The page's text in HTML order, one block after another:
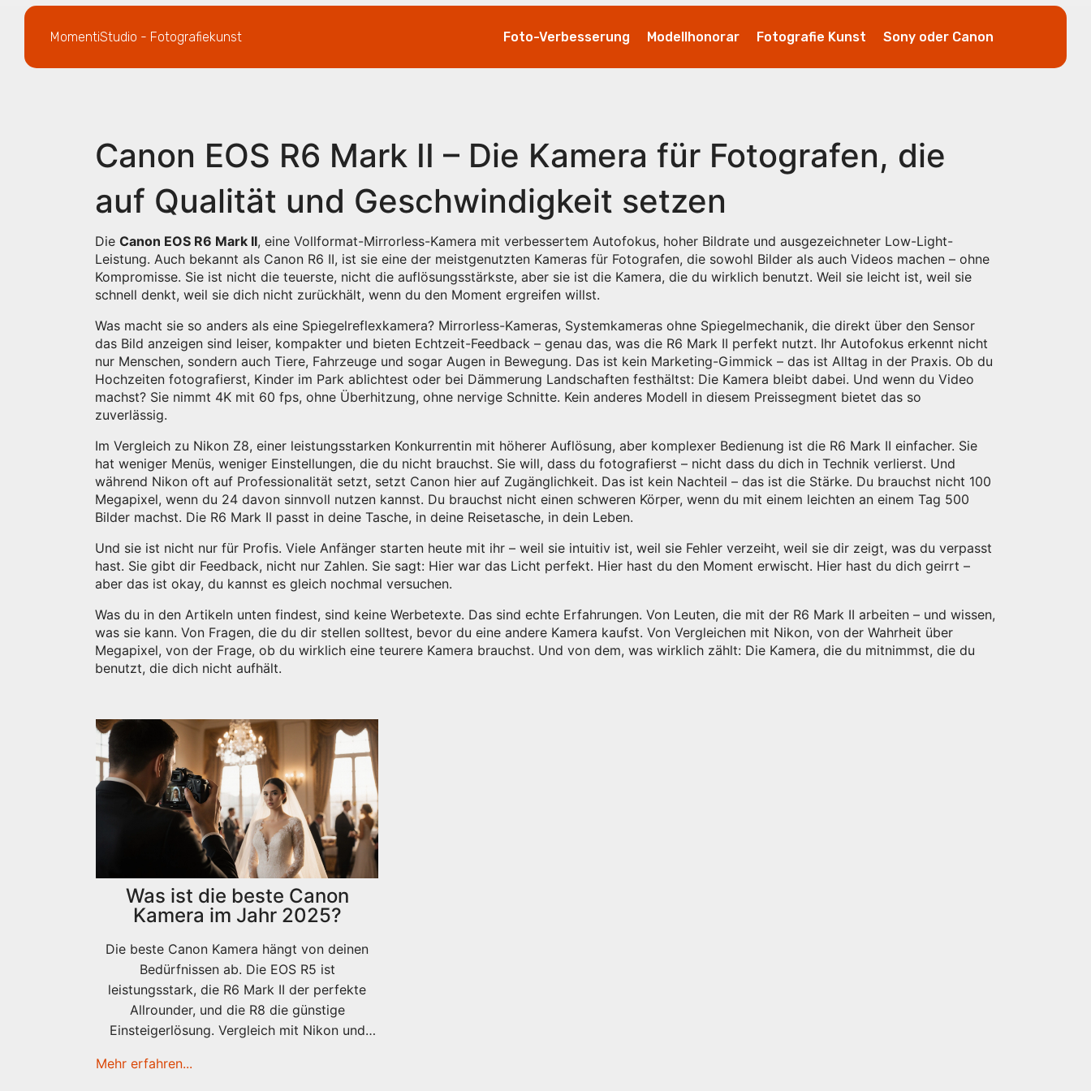
MomentiStudio - Fotografiekunst Foto-Verbesserung Modellhonorar Fotografie Kunst Sony oder Canon
Canon EOS R6 Mark II – Die Kamera für Fotografen, die
auf Qualität und Geschwindigkeit setzen
Die Canon EOS R6 Mark II, eine Vollformat-Mirrorless-Kamera mit verbessertem Autofokus, hoher Bildrate und ausgezeichneter Low-Light-
Leistung. Auch bekannt als Canon R6 II, ist sie eine der meistgenutzten Kameras für Fotografen, die sowohl Bilder als auch Videos machen – ohne
Kompromisse. Sie ist nicht die teuerste, nicht die auflösungsstärkste, aber sie ist die Kamera, die du wirklich benutzt. Weil sie leicht ist, weil sie
schnell denkt, weil sie dich nicht zurückhält, wenn du den Moment ergreifen willst.
Was macht sie so anders als eine Spiegelreflexkamera? Mirrorless-Kameras, Systemkameras ohne Spiegelmechanik, die direkt über den Sensor
das Bild anzeigen sind leiser, kompakter und bieten Echtzeit-Feedback – genau das, was die R6 Mark II perfekt nutzt. Ihr Autofokus erkennt nicht
nur Menschen, sondern auch Tiere, Fahrzeuge und sogar Augen in Bewegung. Das ist kein Marketing-Gimmick – das ist Alltag in der Praxis. Ob du
Hochzeiten fotografierst, Kinder im Park ablichtest oder bei Dämmerung Landschaften festhältst: Die Kamera bleibt dabei. Und wenn du Video
machst? Sie nimmt 4K mit 60 fps, ohne Überhitzung, ohne nervige Schnitte. Kein anderes Modell in diesem Preissegment bietet das so
zuverlässig.
Im Vergleich zu Nikon Z8, einer leistungsstarken Konkurrentin mit höherer Auflösung, aber komplexer Bedienung ist die R6 Mark II einfacher. Sie
hat weniger Menüs, weniger Einstellungen, die du nicht brauchst. Sie will, dass du fotografierst – nicht dass du dich in Technik verlierst. Und
während Nikon oft auf Professionalität setzt, setzt Canon hier auf Zugänglichkeit. Das ist kein Nachteil – das ist die Stärke. Du brauchst nicht 100
Megapixel, wenn du 24 davon sinnvoll nutzen kannst. Du brauchst nicht einen schweren Körper, wenn du mit einem leichten an einem Tag 500
Bilder machst. Die R6 Mark II passt in deine Tasche, in deine Reisetasche, in dein Leben.
Und sie ist nicht nur für Profis. Viele Anfänger starten heute mit ihr – weil sie intuitiv ist, weil sie Fehler verzeiht, weil sie dir zeigt, was du verpasst
hast. Sie gibt dir Feedback, nicht nur Zahlen. Sie sagt: Hier war das Licht perfekt. Hier hast du den Moment erwischt. Hier hast du dich geirrt –
aber das ist okay, du kannst es gleich nochmal versuchen.
Was du in den Artikeln unten findest, sind keine Werbetexte. Das sind echte Erfahrungen. Von Leuten, die mit der R6 Mark II arbeiten – und wissen,
was sie kann. Von Fragen, die du dir stellen solltest, bevor du eine andere Kamera kaufst. Von Vergleichen mit Nikon, von der Wahrheit über
Megapixel, von der Frage, ob du wirklich eine teurere Kamera brauchst. Und von dem, was wirklich zählt: Die Kamera, die du mitnimmst, die du
benutzt, die dich nicht aufhält.
Was ist die beste Canon
Kamera im Jahr 2025?
Die beste Canon Kamera hängt von deinen
Bedürfnissen ab. Die EOS R5 ist
leistungsstark, die R6 Mark II der perfekte
Allrounder, und die R8 die günstige
Einsteigerlösung. Vergleich mit Nikon und
Mehr erfahren...